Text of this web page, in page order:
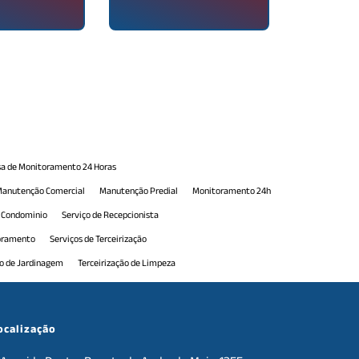
de Monitoramento 24 Horas
Comercial Manutenção Predial
Monitoramento 24h
Serviço de Recepcionista
Serviços de Terceirização
de Jardinagem
Terceirização de Limpeza
de Portaria
Terceirização de Portaria 24h